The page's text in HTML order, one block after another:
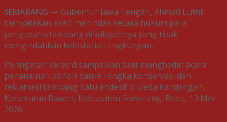
SEMARANG — Gubernur Jawa Tengah, Ahmad Luthfi
menyatakan akan menindak secara hukum para
pengusaha tambang di wilayahnya yang tidak
mengindahkan kelestarian lingkungan.
Peringatan keras disampaikan saat menghadiri acara
penanaman pohon dalam rangka konservasi dan
reklamasi tambang batu andesit di Desa Kandangan,
Kecamatan Bawen, Kabupaten Semarang, Rabu, 13 Mei
2026.